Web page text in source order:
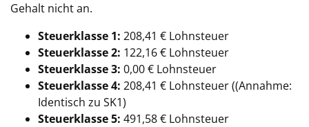
Gehalt nicht an.
Steuerklasse 1: 208,41 € Lohnsteuer
Steuerklasse 2: 122,16 € Lohnsteuer
Steuerklasse 3: 0,00 € Lohnsteuer
Steuerklasse 4: 208,41 € Lohnsteuer ((Annahme:
Identisch zu SK1)
Steuerklasse 5: 491,58 € Lohnsteuer